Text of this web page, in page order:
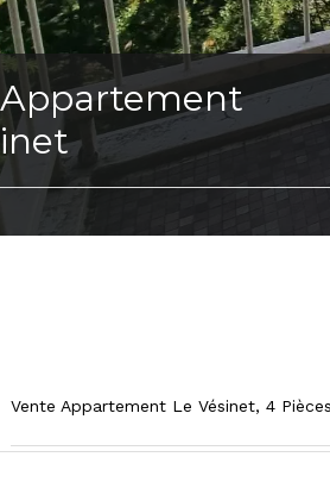
Vente Appartement Le Vésinet, 4